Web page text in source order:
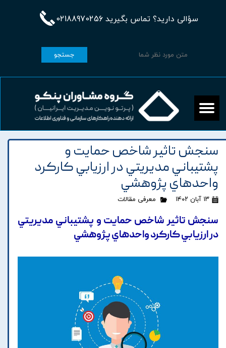
سؤالی دارید؟ تماس بگیرید 02188970256
جستجو
سنجش تاثير شاخص حمايت و
پشتيباني مديريتي در ارزيابي کارکرد
واحدهاي پژوهشي
۱۳ آبان ۱۴۰۲ معرفی مقالات
سنجش تاثير شاخص حمايت و پشتيباني مديريتي
در ارزيابي کارکرد واحدهاي پژوهشي